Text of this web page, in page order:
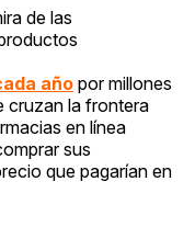
de las
año por millones
cruzan la frontera
en línea
sus
que pagarían en